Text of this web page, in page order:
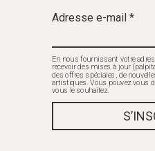
Adresse e-mail *
En nous fournissant votre
recevoir des mises à jour
des offres spéciales, de
artistiques. Vous pouvez vous
vous le souhaitez.